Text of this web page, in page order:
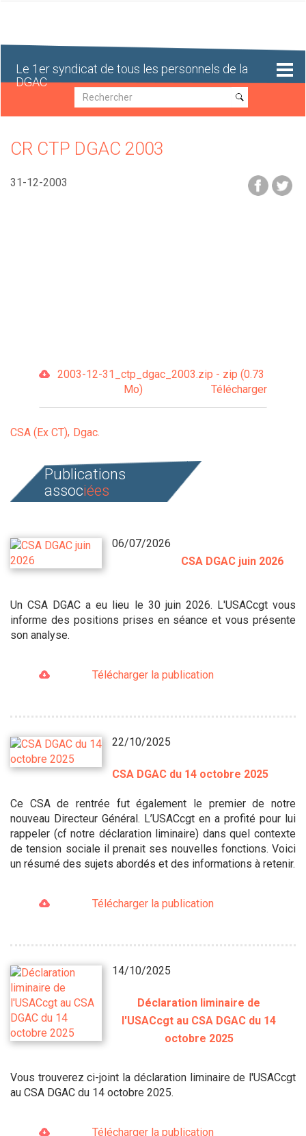
Le 1er syndicat de tous les personnels de la
DGAC
Recherche
Recherche
CR CTP DGAC 2003
31-12-2003
2003-12-31_ctp_dgac_2003.zip - zip (0.73
Mo)
Télécharger
CSA (Ex CT) Dgac
Publications
associées
06/07/2026
CSA DGAC juin 2026
Un CSA DGAC a eu lieu le 30 juin 2026. L'USACcgt vous
informe des positions prises en séance et vous présente
son analyse.
Télécharger la publication
22/10/2025
CSA DGAC du 14 octobre 2025
Ce CSA de rentrée fut également le premier de notre
nouveau Directeur Général. L’USACcgt en a profité pour lui
rappeler (cf notre déclaration liminaire) dans quel contexte
de tension sociale il prenait ses nouvelles fonctions. Voici
un résumé des sujets abordés et des informations à retenir.
Télécharger la publication
14/10/2025
Déclaration liminaire de
l'USACcgt au CSA DGAC du 14
octobre 2025
Vous trouverez ci-joint la déclaration liminaire de l'USACcgt
au CSA DGAC du 14 octobre 2025.
Télécharger la publication